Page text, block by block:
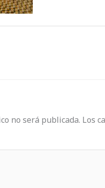
no será publicada. Los